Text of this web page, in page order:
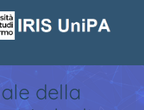
della